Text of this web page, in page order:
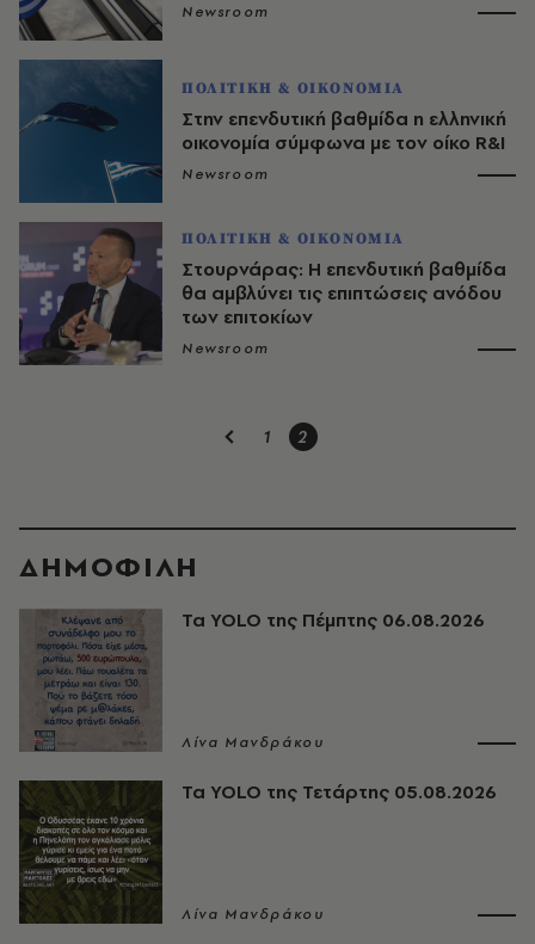
Newsroom
ΠΟΛΙΤΙΚΗ & ΟΙΚΟΝΟΜΙΑ
Στην επενδυτική βαθμίδα η ελληνική
οικονομία σύμφωνα με τον οίκο R&I
Newsroom
ΠΟΛΙΤΙΚΗ & ΟΙΚΟΝΟΜΙΑ
Στουρνάρας: Η επενδυτική βαθμίδα
θα αμβλύνει τις επιπτώσεις ανόδου
των επιτοκίων
Newsroom
1 2
ΔΗΜΟΦΙΛΗ
Τα YOLO της Πέμπτης 06.08.2026
Λίνα Μανδράκου
Τα YOLO της Τετάρτης 05.08.2026
Λίνα Μανδράκου